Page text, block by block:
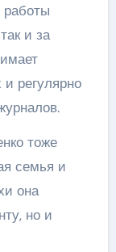
и за
и регулярно
тоже
семья и
она
но и